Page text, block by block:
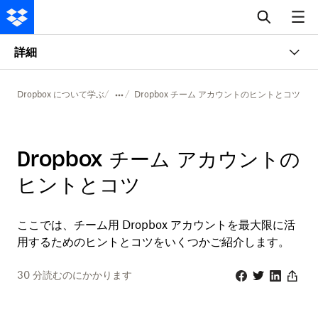
詳細
Dropbox について学ぶ Dropbox チーム アカウントのヒントとコツ
Dropbox チーム アカウントの
ヒントとコツ
ここでは、チーム用 Dropbox アカウントを最大限に活
用するためのヒントとコツをいくつかご紹介します。
30 分読むのにかかります